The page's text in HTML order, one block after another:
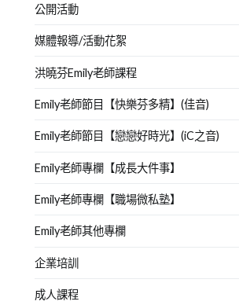
公開活動
媒體報導/活動花絮
洪曉芬Emily老師課程
Emily老師節目【快樂芬多精】(佳音)
Emily老師節目【戀戀好時光】(iC之音)
Emily老師專欄【成長大件事】
Emily老師專欄【職場微私塾】
Emily老師其他專欄
企業培訓
成人課程